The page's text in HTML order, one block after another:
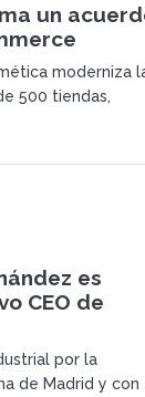
un
moderniza
500 tiendas,
internacional
es
CEO de
por la
de Madrid y con